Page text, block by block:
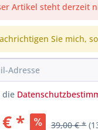
Artikel steht derzeit
Sie mich,
die
* 39,00 € *